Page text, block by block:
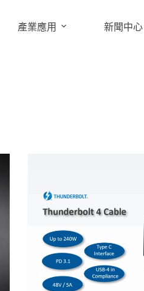
產業應用 新聞中心